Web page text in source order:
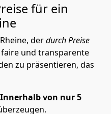
für ein
derdurch Preise
faire und transparente
zu präsentieren, das
Innerhalb von nur 5